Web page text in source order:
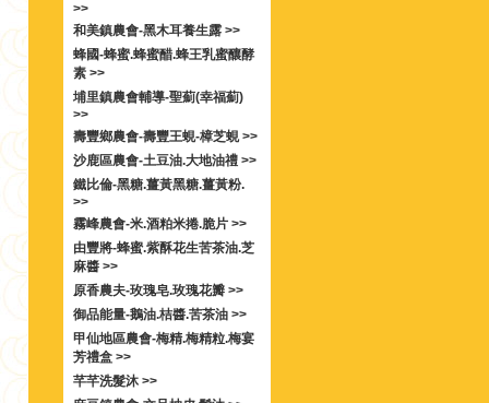
>>
和美鎮農會-黑木耳養生露 >>
蜂國-蜂蜜.蜂蜜醋.蜂王乳蜜釀酵
素 >>
埔里鎮農會輔導-聖薊(幸福薊)
>>
壽豐鄉農會-壽豐王蜆-樟芝蜆 >>
沙鹿區農會-土豆油.大地油禮 >>
鐵比倫-黑糖.薑黃黑糖.薑黃粉.
>>
霧峰農會-米.酒粕米捲.脆片 >>
由豐將-蜂蜜.紫酥花生苦茶油.芝
麻醬 >>
原香農夫-玫瑰皂.玫瑰花瓣 >>
御品能量-鵝油.桔醬.苦茶油 >>
甲仙地區農會-梅精.梅精粒.梅宴
芳禮盒 >>
芊芊洗髮沐 >>